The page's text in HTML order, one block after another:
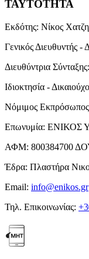
ΤΑΥΤΟΤΗΤΑ
Εκδότης: Νίκος
Γενικός Διευθυντής -
Διευθύντρια Σύνταξης:
Ιδιοκτησία -
Νόμιμος
Επωνυμία: ΕΝΙΚΟΣ
ΑΦΜ: 800384700
Έδρα: Πλαστήρα
Email: info@enikos.gr
Τηλ. Επικοινωνίας: